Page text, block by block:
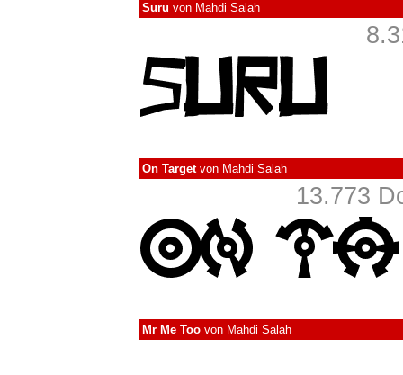
Suru von Mahdi Salah
On Targetvon Mahdi Salah
13.773
Mr Me Too von Mahdi Salah